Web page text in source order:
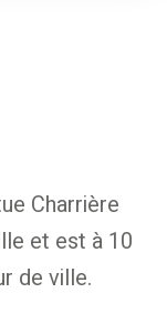
Charrière
et est à 10
de ville.